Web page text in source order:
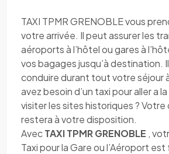
TAXI TPMR GRENOBLE vous
votre arrivée. Il peut assurer les
aéroports à l’hôtel ou gares à
vos bagages jusqu’à destination.
conduire durant tout votre séjour
avez besoin d’un taxi pour aller a
visiter les sites historiques ?
restera à votre disposition.
AvecTAXI TPMR GRENOBLE ,
Taxi pour la Gare ou l’Aéroport